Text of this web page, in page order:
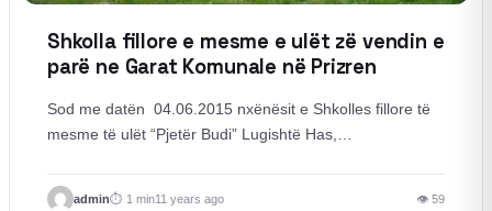
Shkolla fillore e mesme e ulët zë vendin e
parë ne Garat Komunale në Prizren
Sod me datën 04.06.2015 nxënësit e Shkolles fillore të
mesme të ulët “Pjetër Budi” Lugishtë Has,…
admin 1 min11 years ago 👁 59